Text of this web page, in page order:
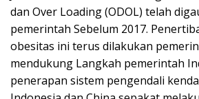
dan Over Loading (ODOL) telah
pemerintah Sebelum 2017.
obesitas ini terus dilakukan
mendukung Langkah pemerintah
penerapan sistem pengendali